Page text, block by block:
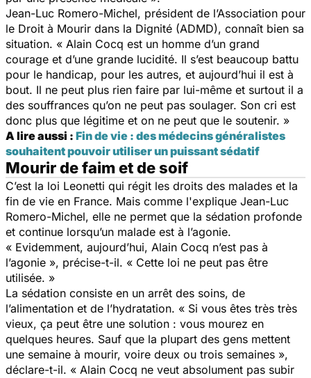
Jean-Luc Romero-Michel, président de l’Association pour
le Droit à Mourir dans la Dignité (ADMD), connaît bien sa
situation. « Alain Cocq est un homme d’un grand
courage et d’une grande lucidité. Il s’est beaucoup battu
pour le handicap, pour les autres, et aujourd’hui il est à
bout. Il ne peut plus rien faire par lui-même et surtout il a
des souffrances qu’on ne peut pas soulager. Son cri est
donc plus que légitime et on ne peut que le soutenir. »
A lire aussi : Fin de vie : des médecins généralistes
souhaitent pouvoir utiliser un puissant sédatif
Mourir de faim et de soif
C’est la loi Leonetti qui régit les droits des malades et la
fin de vie en France. Mais comme l'explique Jean-Luc
Romero-Michel, elle ne permet que la sédation profonde
et continue lorsqu’un malade est à l’agonie.
« Evidemment, aujourd’hui, Alain Cocq n’est pas à
l’agonie », précise-t-il. « Cette loi ne peut pas être
utilisée. »
La sédation consiste en un arrêt des soins, de
l’alimentation et de l’hydratation. « Si vous êtes très très
vieux, ça peut être une solution : vous mourez en
quelques heures. Sauf que la plupart des gens mettent
une semaine à mourir, voire deux ou trois semaines »,
déclare-t-il. « Alain Cocq ne veut absolument pas subir